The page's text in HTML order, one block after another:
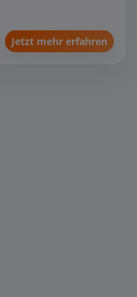
Jetzt mehr erfahren